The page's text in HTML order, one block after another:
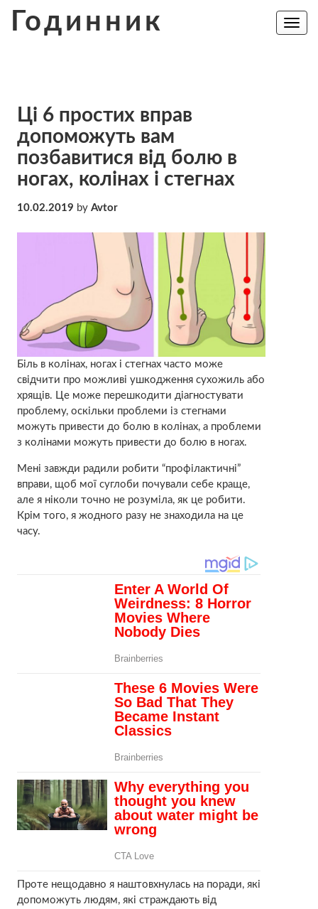
Годинник
Toggle
Ці 6 простих вправ
допоможуть вам
позбавитися від болю в
ногах, колінах і стегнах
10.02.2019 by Avtor
Біль в колінах, ногах і стегнах часто може
свідчити про можливі ушкодження сухожиль або
хрящів. Це може перешкодити діагностувати
проблему, оскільки проблеми із стегнами
можуть привести до болю в колінах, а проблеми
з колінами можуть привести до болю в ногах.
Мені завжди радили робити “профілактичні”
вправи, щоб мої суглоби почували себе краще,
але я ніколи точно не розуміла, як це робити.
Крім того, я жодного разу не знаходила на це
часу.
Проте нещодавно я наштовхнулась на поради, які
допоможуть людям, які страждають від